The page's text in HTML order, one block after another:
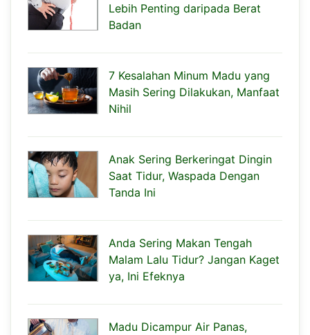
Lebih Penting daripada Berat
Badan
7 Kesalahan Minum Madu yang
Masih Sering Dilakukan, Manfaat
Nihil
Anak Sering Berkeringat Dingin
Saat Tidur, Waspada Dengan
Tanda Ini
Anda Sering Makan Tengah
Malam Lalu Tidur? Jangan Kaget
ya, Ini Efeknya
Madu Dicampur Air Panas,